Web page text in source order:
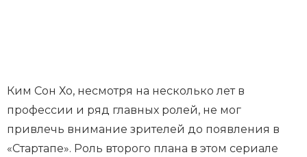
Ким Сон Хо, несмотря на несколько лет в
профессии и ряд главных ролей, не мог
привлечь внимание зрителей до появления в
«Стартапе». Роль второго плана в этом сериале